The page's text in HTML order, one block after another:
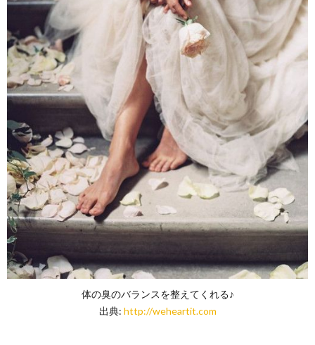
体の臭のバランスを整えてくれる♪
出典: http://weheartit.com